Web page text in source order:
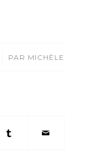
PAR MICHÈLE